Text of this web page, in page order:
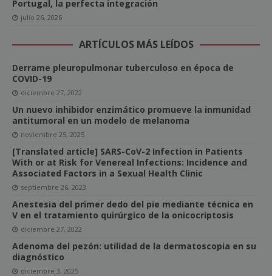
Portugal, la perfecta integración
julio 26, 2026
ARTÍCULOS MÁS LEÍDOS
Derrame pleuropulmonar tuberculoso en época de
COVID-19
diciembre 27, 2022
Un nuevo inhibidor enzimático promueve la inmunidad
antitumoral en un modelo de melanoma
noviembre 25, 2025
[Translated article] SARS-CoV-2 Infection in Patients
With or at Risk for Venereal Infections: Incidence and
Associated Factors in a Sexual Health Clinic
septiembre 26, 2023
Anestesia del primer dedo del pie mediante técnica en
V en el tratamiento quirúrgico de la onicocriptosis
diciembre 27, 2022
Adenoma del pezón: utilidad de la dermatoscopia en su
diagnóstico
diciembre 3, 2025